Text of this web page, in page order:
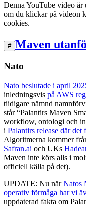
Denna YouTube video är
om du klickar på videon
cookies.
# Maven
Nato
Nato beslutade i april
inledningsvis på AWS
tiidigare nämnd
står “Palantirs Maven
workflow, ontologi och
i Palantirs release där det
Algoritmerna kommer
Safran.ai och UKs
Maven inte körs alls i
officiell källa på det).
UPDATE: Nu närNatos
operativ förmåga har vi
uppdaterad fakta om